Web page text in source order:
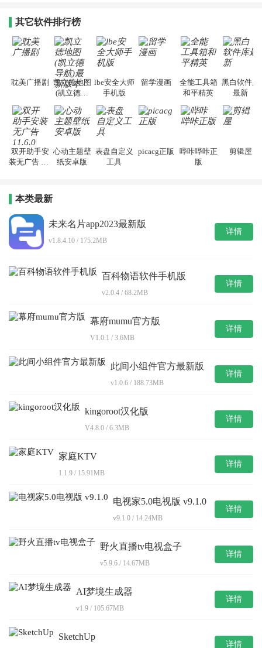
其它软件排行榜
耽美广播剧
凯立德地图
(凯立德导
lbe安全大师
手机版
留学漫画
全能工具箱
和平精英
黑白软件库
最新
双开助手安
装无广告 11.
心动主题壁
纸安卓版
表盘自定义
工具
picacg正版
哔咔哔咔正
版
剪辑屋
本类最新
未来名片app2023最新版
v1.8.4.10 / 175.2MB
详情
百科物语软件手机版
v2.0.4 / 68.2MB
详情
幕府mumu官方版
V1.0.1 / 3.6MB
详情
此间小组件官方最新版
v1.0.6 / 188.73MB
详情
kingoroot汉化版
V4.8.0 / 6.3MB
详情
家庭KTV
1.1.9 / 15.91MB
详情
电视家5.0电视版 v9.1.0
v9.1.0 / 14.24MB
详情
野火直播tv电视盒子
v5.9.6 / 14.67MB
详情
AI梦境生成器
v1.9 / 105.67MB
详情
SketchUp
详情